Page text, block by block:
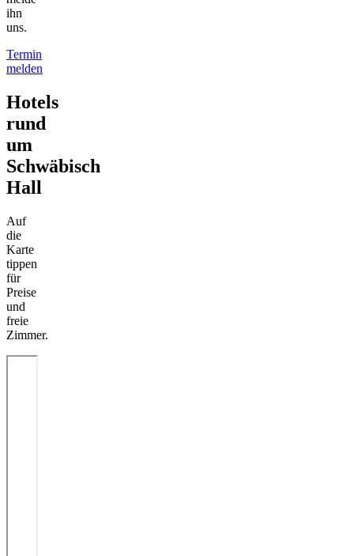
ihn
uns.
Termin
melden
Hotels
rund
um
Schwäbisch
Hall
Auf
die
Karte
tippen
für
Preise
und
freie
Zimmer.